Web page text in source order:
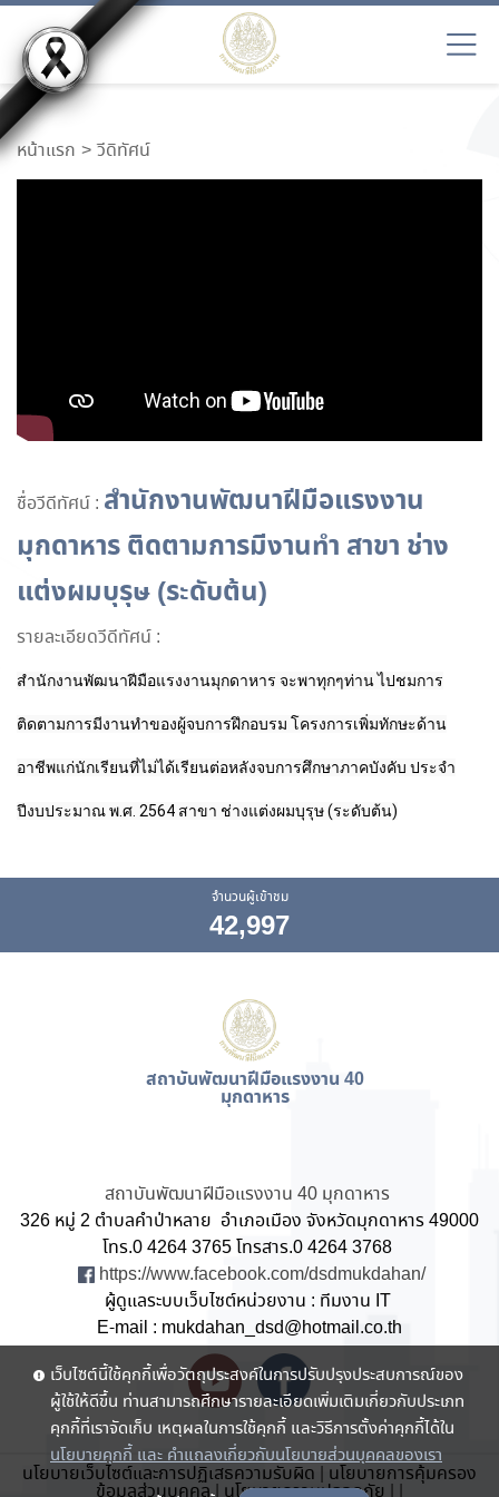
หน้าแรก วีดิทัศน์
ชื่อวีดีทัศน์ : สำนักงานพัฒนาฝีมือแรงงาน
มุกดาหาร ติดตามการมีงานทำ สาขา ช่าง
แต่งผมบุรุษ (ระดับต้น)
รายละเอียดวีดีทัศน์ :
สำนักงานพัฒนาฝีมือแรงงานมุกดาหาร จะพาทุกๆท่าน ไปชมการ
ติดตามการมีงานทำของผู้จบการฝึกอบรม โครงการเพิ่มทักษะด้าน
อาชีพแก่นักเรียนที่ไม่ได้เรียนต่อหลังจบการศึกษาภาคบังคับ ประจำ
ปีงบประมาณ พ.ศ. 2564 สาขา ช่างแต่งผมบุรุษ (ระดับต้น)
จำนวนผู้เข้าชม
42,997
สถาบันพัฒนาฝีมือแรงงาน 40
มุกดาหาร
สถาบันพัฒนาฝีมือแรงงาน 40 มุกดาหาร
326 หมู่ 2 ตำบลคำป่าหลาย อำเภอเมือง จังหวัดมุกดาหาร 49000
โทร.0 4264 3765 โทรสาร.0 4264 3768
https://www.facebook.com/dsdmukdahan/
ผู้ดูแลระบบเว็บไซต์หน่วยงาน : ทีมงาน IT
E-mail : mukdahan_dsd@hotmail.co.th
นโยบายเว็บไซต์และการปฏิเสธความรับผิด | นโยบายการคุ้มครอง
ข้อมูลส่วนบุคคล| นโยบายความปลอดภัย | |
เว็บไซต์นี้ใช้คุกกี้เพื่อวัตถุประสงค์ในการปรับปรุงประสบการณ์ของ
ผู้ใช้ให้ดีขึ้น ท่านสามารถศึกษารายละเอียดเพิ่มเติมเกี่ยวกับประเภท
คุกกี้ที่เราจัดเก็บ เหตุผลในการใช้คุกกี้ และวิธีการตั้งค่าคุกกี้ได้ใน
นโยบายคุกกี้ และ คำแถลงเกี่ยวกับนโยบายส่วนบุคคลของเรา